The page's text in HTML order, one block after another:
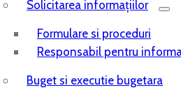
Solicitarea informațiilor
Formulare si proceduri
Responsabil pentru
Buget si executie bugetara